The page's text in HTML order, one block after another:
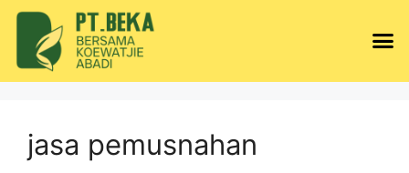
jasa pemusnahan